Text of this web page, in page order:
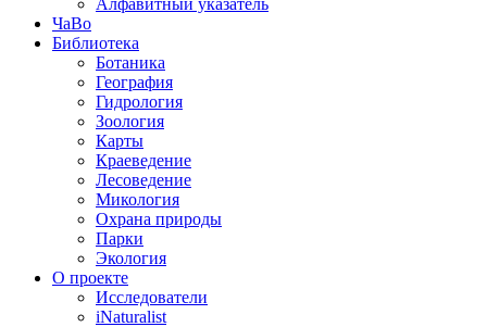
Алфавитный указатель
ЧаВо
Библиотека
Ботаника
География
Гидрология
Зоология
Карты
Краеведение
Лесоведение
Микология
Охрана природы
Парки
Экология
О проекте
Исследователи
iNaturalist